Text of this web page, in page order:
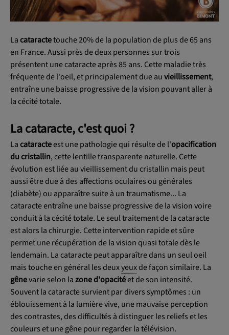
Lacataractetouche 20% de la population de plus de 65 ans
en France. Aussi près de deux personnes sur trois
présentent une cataracte après 85 ans. Cette maladie très
fréquente de l'oeil, et principalement due auvieillissement,
entraîne une baisse progressive de la vision pouvant aller à
la cécité totale.
La cataracte, c'est quoi ?
Lacataracteest une pathologie qui résulte de l'opacification
du cristallin, cette lentille transparente naturelle. Cette
évolution est liée au vieillissement du cristallin mais peut
aussi être due à des affections oculaires ou générales
(diabète) ou apparaître suite à un traumatisme... La
cataracte entraîne une baisse progressive de la vision voire
conduit à la cécité totale. Le seul traitement de la cataracte
est alors la chirurgie. Cette intervention rapide et sûre
permet une récupération de la vision quasi totale dès le
lendemain. La cataracte peut apparaître dans un seul oeil
mais touche en général les deuxyeuxde façon similaire. La
gênevarie selon lazone d'opacitéet de son intensité.
Souvent la cataracte survient par divers symptômes : un
éblouissement à la lumière vive, une mauvaise perception
des contrastes, des difficultés à distinguer les reliefs et les
couleurs et une gêne pour regarder la télévision.